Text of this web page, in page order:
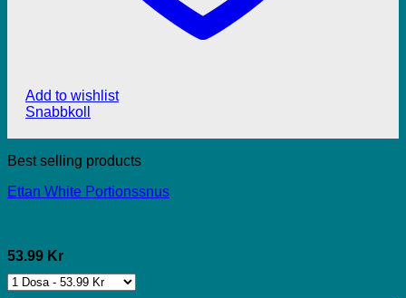
Add to wishlist
Snabbkoll
Best selling products
Ettan White Portionssnus
53.99 Kr